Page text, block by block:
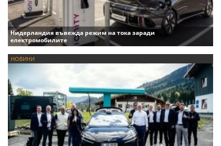
Нидерландия въвежда режим на тока заради
електромобилите
НОВИНИ